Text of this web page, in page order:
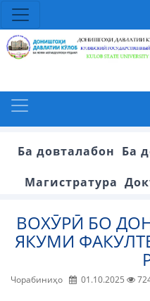
Ба довталабон Ба
Магистратура
ВОХӮРӢ БО
ЯКУМИ
Чорабиниҳо 01.10.2025